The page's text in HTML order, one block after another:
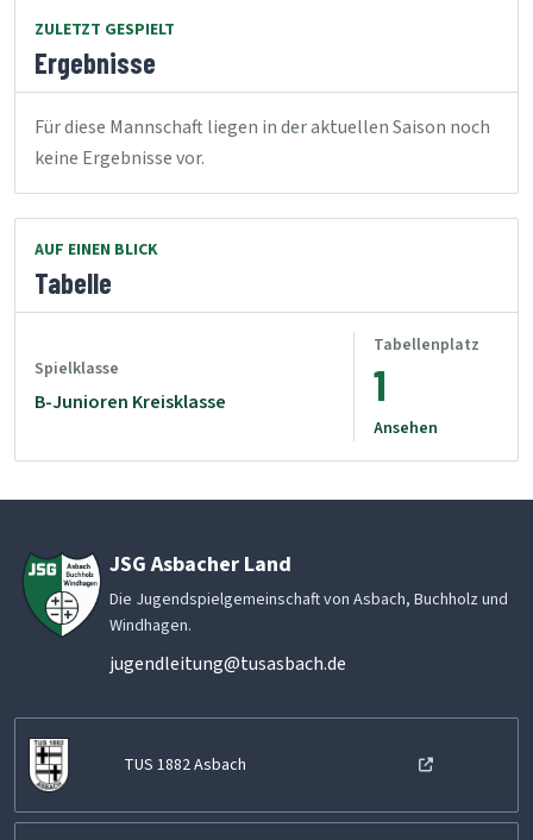
ZULETZT GESPIELT
Ergebnisse
Für diese Mannschaft liegen in der aktuellen Saison noch
keine Ergebnisse vor.
AUF EINEN BLICK
Tabelle
Spielklasse
B-Junioren Kreisklasse
Tabellenplatz
1
Ansehen
JSG Asbacher Land
Die Jugendspielgemeinschaft von Asbach, Buchholz und
Windhagen.
jugendleitung@tusasbach.de
TUS 1882 Asbach